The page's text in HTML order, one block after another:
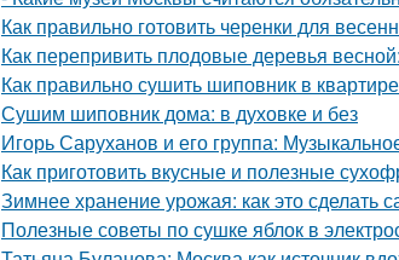
Как правильно готовить черенки для
Как перепривить плодовые деревья
Как правильно сушить шиповник в
Сушим шиповник дома: в духовке и без
Игорь Саруханов и его группа:
Как приготовить вкусные и полезные
Зимнее хранение урожая: как это сделать
Полезные советы по сушке яблок в